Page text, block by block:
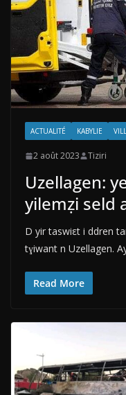
ACTUALITÉ KABYLIE
2 août 2023 Tiziri
Uzellagen:
yilemẓi seld
D yir taswiεt i ddren
tɣiwant n Uzellagen.
Read More